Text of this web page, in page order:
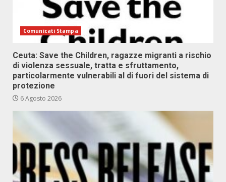
Comunicati Stampa
Ceuta: Save the Children, ragazze migranti a rischio
di violenza sessuale, tratta e sfruttamento,
particolarmente vulnerabili al di fuori del sistema di
protezione
6 Agosto 2026